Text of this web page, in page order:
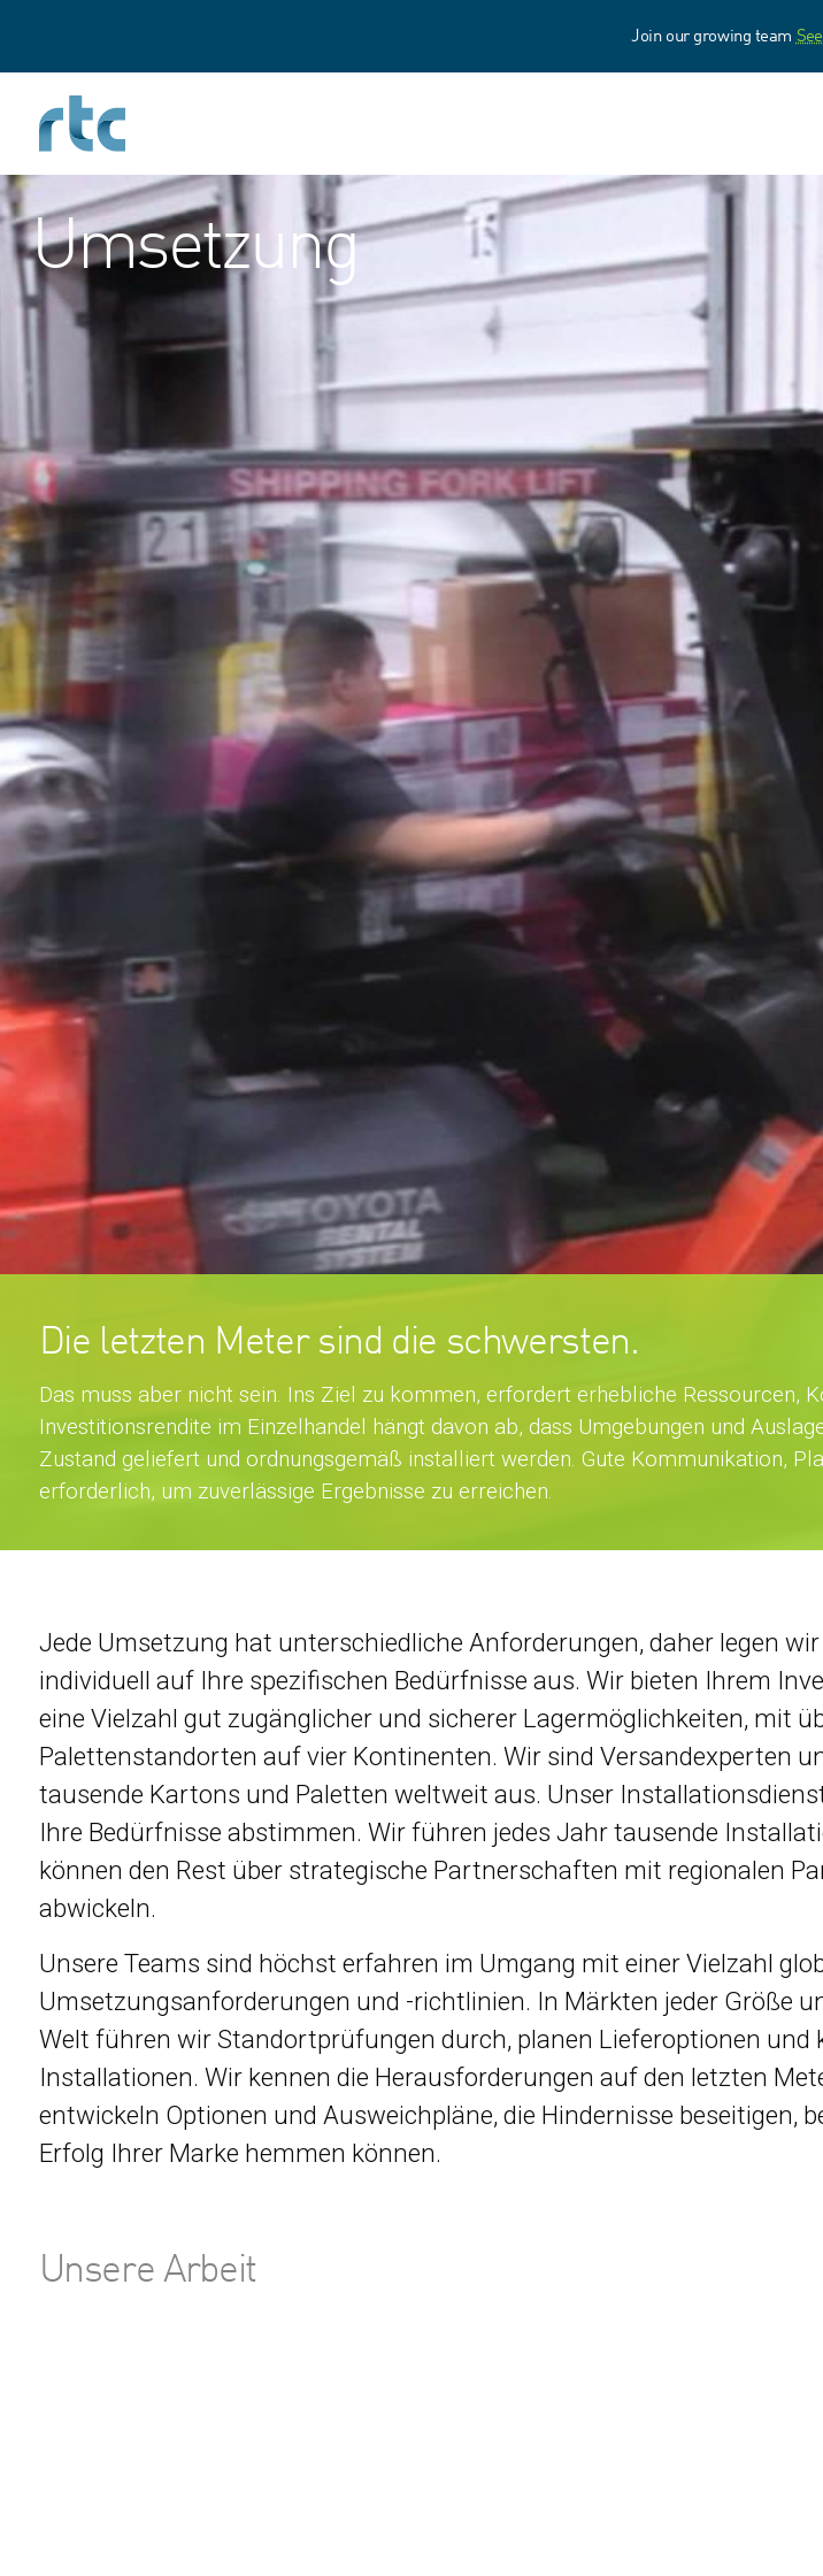
Join our growing team
Umsetzung
Die letzten Meter sind die schwersten.
Das muss aber nicht sein. Ins Ziel zu kommen, erfordert erhebliche Ressourcen,
Investitionsrendite im Einzelhandel hängt davon ab, dass Umgebungen und
Zustand geliefert und ordnungsgemäß installiert werden. Gute Kommunikation,
erforderlich, um zuverlässige Ergebnisse zu erreichen.
Jede Umsetzung hat unterschiedliche Anforderungen, daher legen
individuell auf Ihre spezifischen Bedürfnisse aus. Wir bieten Ihrem
eine Vielzahl gut zugänglicher und sicherer Lagermöglichkeiten, mit
Palettenstandorten auf vier Kontinenten. Wir sind Versandexperten
tausende Kartons und Paletten weltweit aus. Unser
Ihre Bedürfnisse abstimmen. Wir führen jedes Jahr tausende
können den Rest über strategische Partnerschaften mit regionalen
abwickeln.
Unsere Teams sind höchst erfahren im Umgang mit einer Vielzahl
Umsetzungsanforderungen und -richtlinien. In Märkten jeder Größe
Welt führen wir Standortprüfungen durch, planen Lieferoptionen und
Installationen. Wir kennen die Herausforderungen auf den letzten
entwickeln Optionen und Ausweichpläne, die Hindernisse beseitigen,
Erfolg Ihrer Marke hemmen können.
Unsere Arbeit